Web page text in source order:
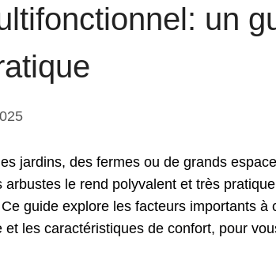
un
jardins, des fermes ou de grands
le rend polyvalent et très
guide explore les facteurs importants à
les caractéristiques de confort, pour